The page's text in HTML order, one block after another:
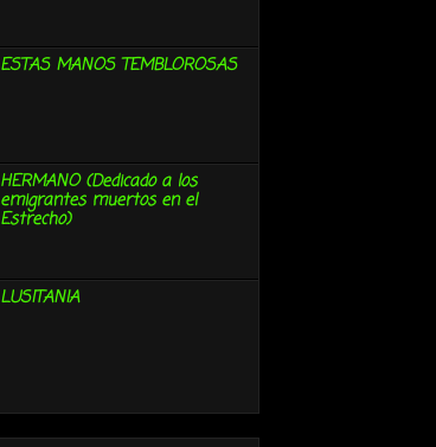
ESTAS MANOS TEMBLOROSAS
HERMANO (Dedicado a los
emigrantes muertos en el
Estrecho)
LUSITANIA